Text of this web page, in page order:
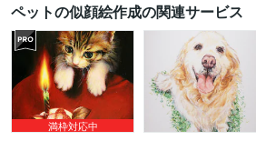
ペットの似顔絵作成の関連サービス
満枠対応中